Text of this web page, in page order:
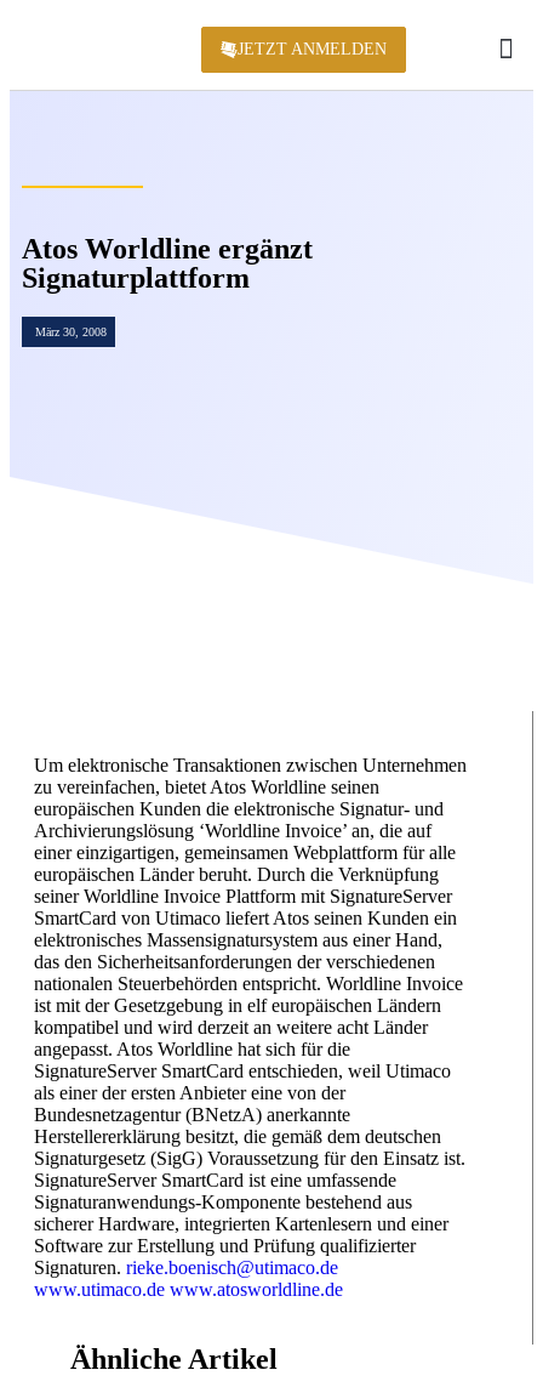
JETZT ANMELDEN
Atos Worldline ergänzt
Signaturplattform
März 30, 2008
Um elektronische Transaktionen zwischen Unternehmen
zu vereinfachen, bietet Atos Worldline seinen
europäischen Kunden die elektronische Signatur- und
Archivierungslösung ‘Worldline Invoice’ an, die auf
einer einzigartigen, gemeinsamen Webplattform für alle
europäischen Länder beruht. Durch die Verknüpfung
seiner Worldline Invoice Plattform mit SignatureServer
SmartCard von Utimaco liefert Atos seinen Kunden ein
elektronisches Massensignatursystem aus einer Hand,
das den Sicherheitsanforderungen der verschiedenen
nationalen Steuerbehörden entspricht. Worldline Invoice
ist mit der Gesetzgebung in elf europäischen Ländern
kompatibel und wird derzeit an weitere acht Länder
angepasst. Atos Worldline hat sich für die
SignatureServer SmartCard entschieden, weil Utimaco
als einer der ersten Anbieter eine von der
Bundesnetzagentur (BNetzA) anerkannte
Herstellererklärung besitzt, die gemäß dem deutschen
Signaturgesetz (SigG) Voraussetzung für den Einsatz ist.
SignatureServer SmartCard ist eine umfassende
Signaturanwendungs-Komponente bestehend aus
sicherer Hardware, integrierten Kartenlesern und einer
Software zur Erstellung und Prüfung qualifizierter
Signaturen. rieke.boenisch@utimaco.de
www.utimaco.de www.atosworldline.de
Ähnliche Artikel